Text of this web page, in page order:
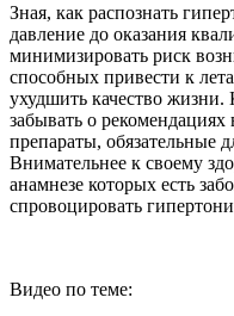
Зная, как распознать
давление до оказания
минимизировать риск
способных привести к
ухудшить качество
забывать о
препараты, обязательные
Внимательнее к своему
анамнезе которых есть
спровоцировать
Видео по теме: